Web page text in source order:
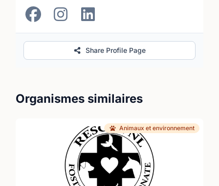
Share Profile Page
Organismes similaires
Animaux et environnement